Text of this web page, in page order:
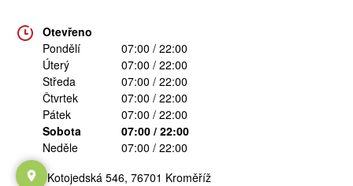
Otevřeno
Pondělí
07:00 / 22:00
Úterý
07:00 / 22:00
Středa
07:00 / 22:00
Čtvrtek
07:00 / 22:00
Pátek
07:00 / 22:00
Sobota
07:00 / 22:00
Neděle
07:00 / 22:00
Kotojedská 546, 76701 Kroměříž